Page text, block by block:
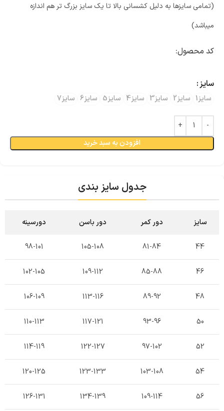
(تمامی سایزها به دلیل کشسانی بالا تا یک سایز بزرگ تر هم اندازه
میباشد)
کد محصول:
سایز
سایز1 سایز2 سایز3 سایز4 سایز5 سایز6 سایز7
افزودن به سبد خرید
جدول سایز بندی
سایز دور کمر دور باسن دورسینه
44
81-84
105-108
98-101
46
85-88
109-112
102-105
48
89-92
113-116
106-109
50
93-96
117-121
110-113
52
97-102
122-127
114-119
54
103-108
123-133
120-125
56
109-114
134-139
126-131